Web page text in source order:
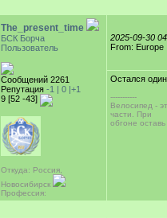
The_present_time
БСК Борча
Пользователь
Сообщений 2261
Репутация -1 | 0 |+1
9 [52 -43]
Откуда: Россия,
Новосибирск
Профессия:
2025-09-30
From: Europe
Остался
-----------
Велосипед -
части. При
обгоне